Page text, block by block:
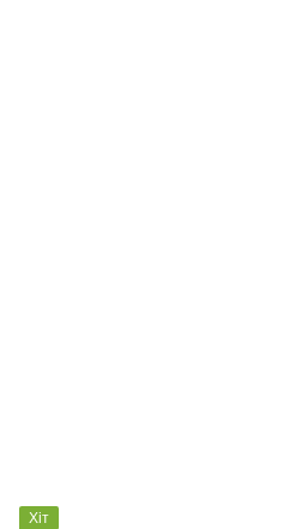
Хіт